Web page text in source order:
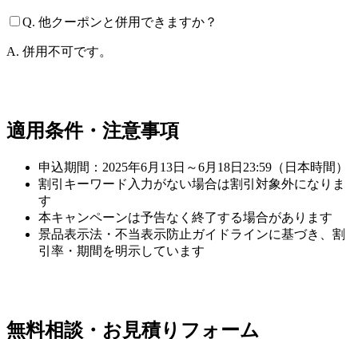
Q. 他クーポンと併用できますか？
A. 併用不可です。
適用条件・注意事項
申込期間：2025年6月13日～6月18日23:59（日本時間）
割引キーワード入力がない場合は割引対象外になりま
す
本キャンペーンは予告なく終了する場合があります
景品表示法・不当表示防止ガイドラインに基づき、割
引率・期間を明示しています
無料相談・お見積りフォーム